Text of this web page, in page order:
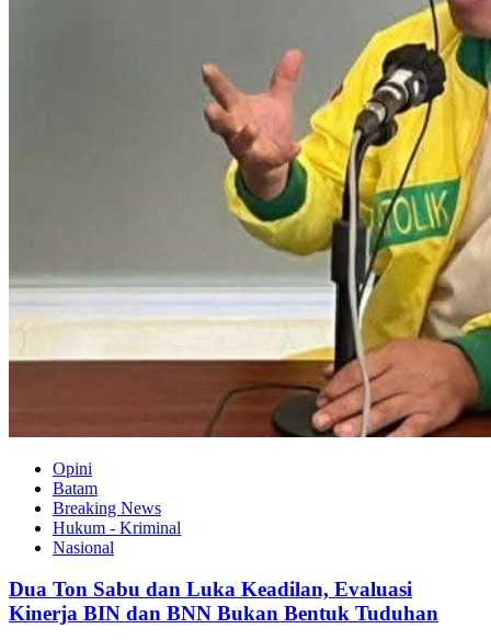
Opini
Batam
Breaking News
Hukum - Kriminal
Nasional
Dua Ton Sabu dan Luka Keadilan, Evaluasi
Kinerja BIN dan BNN Bukan Bentuk Tuduhan